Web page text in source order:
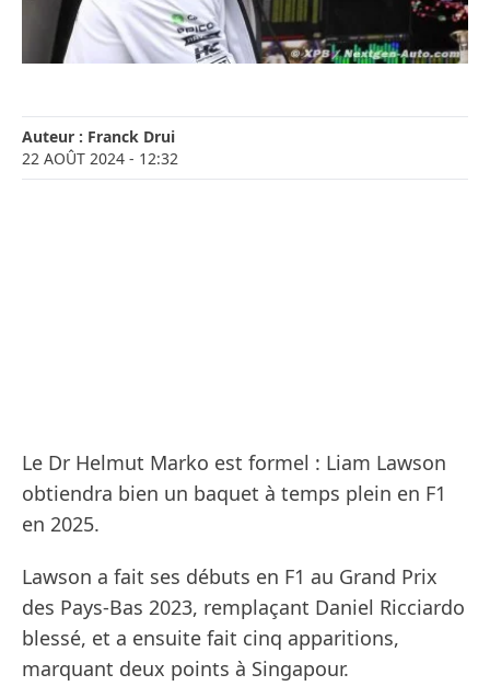
Auteur : Franck Drui
22 AOÛT 2024 - 12:32
Le Dr Helmut Marko est formel : Liam Lawson
obtiendra bien un baquet à temps plein en F1
en 2025.
Lawson a fait ses débuts en F1 au Grand Prix
des Pays-Bas 2023, remplaçant Daniel Ricciardo
blessé, et a ensuite fait cinq apparitions,
marquant deux points à Singapour.